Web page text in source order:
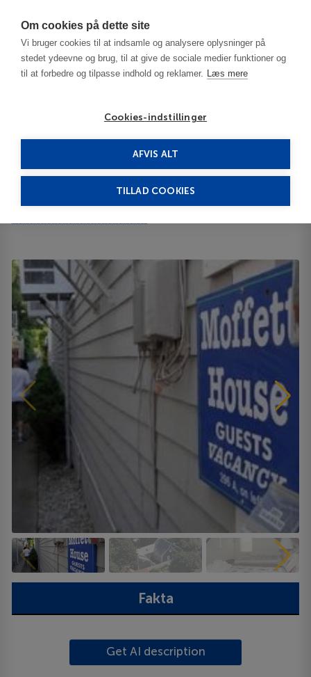
Om cookies på dette site
Vi bruger cookies til at indsamle og analysere oplysninger på
stedet ydeevne og brug, til at give de sociale medier funktioner og
til at forbedre og tilpasse indhold og reklamer. Læs mere
Cookies-indstillinger
AFVIS ALT
TILLAD COOKIES
Cape Cod - MA Moffett House Inn 3***
Moffett House Inn
Fakta
Get AI description